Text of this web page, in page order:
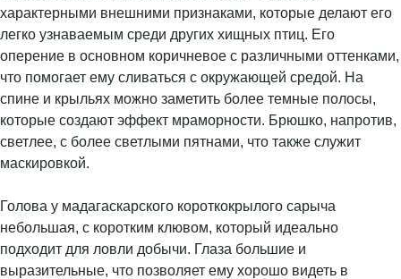
характерными внешними признаками, которые делают его
легко узнаваемым среди других хищных птиц. Его
оперение в основном коричневое с различными оттенками,
что помогает ему сливаться с окружающей средой. На
спине и крыльях можно заметить более темные полосы,
которые создают эффект мраморности. Брюшко, напротив,
светлее, с более светлыми пятнами, что также служит
маскировкой.
Голова у мадагаскарского короткокрылого сарыча
небольшая, с коротким клювом, который идеально
подходит для ловли добычи. Глаза большие и
выразительные, что позволяет ему хорошо видеть в